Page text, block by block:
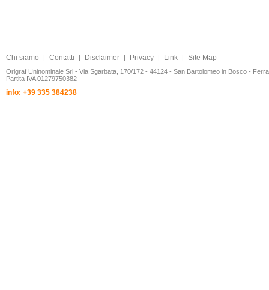
Chi siamo | Contatti | Disclaimer | Privacy | Link | Site Map
Origraf Uninominale Srl - Via Sgarbata, 170/172 - 44124 - San Bartolomeo in Bosco -
Partita IVA 01279750382
info: +39 335 384238